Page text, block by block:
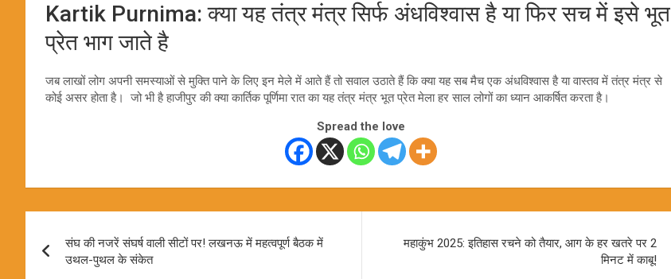
Kartik Purnima: क्या यह तंत्र मंत्र सिर्फ अंधविश्वास है या फिर सच में इसे भूत
प्रेत भाग जाते है
जब लाखों लोग अपनी समस्याओं से मुक्ति पाने के लिए इन मेले में आते हैं तो सवाल उठाते हैं कि क्या यह सब मैच एक अंधविश्वास है या वास्तव में तंत्र मंत्र से
कोई असर होता है। जो भी है हाजीपुर की क्या कार्तिक पूर्णिमा रात का यह तंत्र मंत्र भूत प्रेत मेला हर साल लोगों का ध्यान आकर्षित करता है।
Spread the love
navigation
संघ की नजरें संघर्ष वाली सीटों पर! लखनऊ में महत्वपूर्ण बैठक में
उथल-पुथल के संकेत
महाकुंभ 2025: इतिहास रचने को तैयार, आग के हर खतरे पर 2
मिनट में काबू!